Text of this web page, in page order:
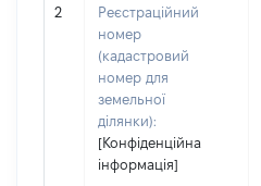
2
Реєстраційний
номер
(кадастровий
номер для
земельної
ділянки):
[Конфіденційна
інформація]